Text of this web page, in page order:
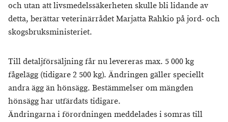
och utan att livsmedelssäkerheten skulle bli lidande av
detta, berättar veterinärrådet Marjatta Rahkio på jord- och
skogsbruksministeriet.
Till detaljförsäljning får nu levereras max. 5 000 kg
fågelägg (tidigare 2 500 kg). Ändringen gäller speciellt
andra ägg än hönsägg. Bestämmelser om mängden
hönsägg har utfärdats tidigare.
Ändringarna i förordningen meddelades i somras till